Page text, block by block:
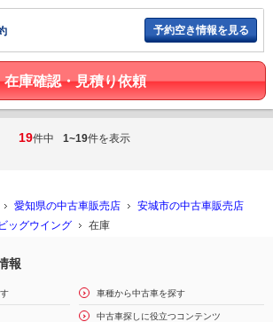
予約空き情報を見る
在庫確認・見積り依頼
19件中 1~19件を表示
愛知県の中古車販売店
安城市の中古車販売店
グウイング
在庫
報
車種から中古車を探す
中古車探しに役立つコンテンツ